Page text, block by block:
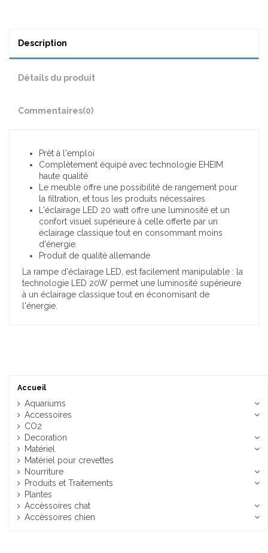
Description
Détails du produit
Commentaires(0)
Prêt à l'emploi
Complètement équipé avec technologie EHEIM
haute qualité
Le meuble offre une possibilité de rangement pour
la filtration, et tous les produits nécessaires.
L'éclairage LED 20 watt offre une luminosité et un
confort visuel supérieure à celle offerte par un
éclairage classique tout en consommant moins
d'énergie.
Produit de qualité allemande
La rampe d'éclairage LED, est facilement manipulable : la
technologie LED 20W permet une luminosité supérieure
à un éclairage classique tout en économisant de
l'énergie.
Accueil
Aquariums
Accessoires
CO2
Decoration
Matériel
Matériel pour crevettes
Nourriture
Produits et Traitements
Plantes
Accèssoires chat
Accèssoires chien